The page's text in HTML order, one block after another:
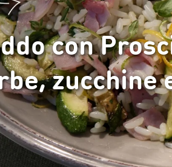
con
zucchine